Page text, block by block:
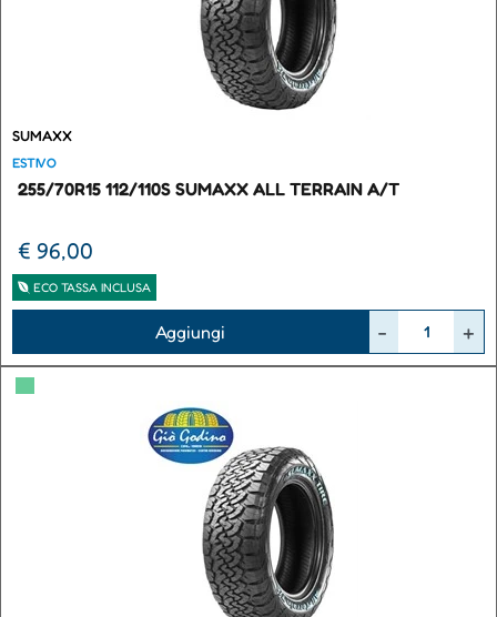
SUMAXX
ESTIVO
255/70R15 112/110S SUMAXX ALL TERRAIN A/T
€ 96,00
ECO TASSA INCLUSA
Aggiungi
▀